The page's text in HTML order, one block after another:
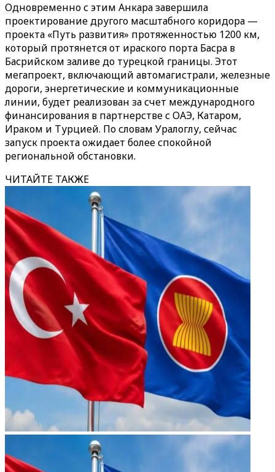
Одновременно с этим Анкара завершила
проектирование другого масштабного коридора —
проекта «Путь развития» протяженностью 1200 км,
который протянется от ираского порта Басра в
Басрийском заливе до турецкой границы. Этот
мегапроект, включающий автомагистрали, железные
дороги, энергетические и коммуникационные
линии, будет реализован за счет международного
финансирования в партнерстве с ОАЭ, Катаром,
Ираком и Турцией. По словам Уралоглу, сейчас
запуск проекта ожидает более спокойной
региональной обстановки.
ЧИТАЙТЕ ТАКЖЕ